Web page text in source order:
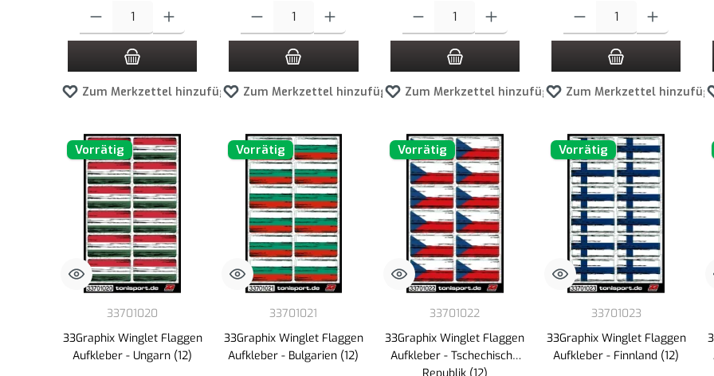
Zum Merkzettel hinzufügen Zum Merkzettel hinzufügen Zum Merkzettel hinzufügen Zum Merkzettel
Vorrätig
33701020
33Graphix Winglet Flaggen
Aufkleber - Ungarn (12)
Vorrätig
33701021
33Graphix Winglet Flaggen
Aufkleber - Bulgarien (12)
Vorrätig
33701022
33Graphix Winglet Flaggen
Aufkleber - Tschechische
Vorrätig
33701023
33Graphix Winglet Flaggen
Aufkleber - Finnland (12)